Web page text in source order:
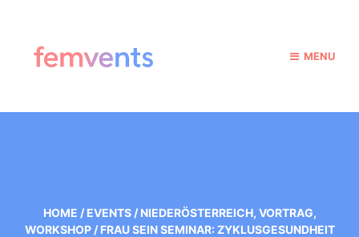
MENU
HOME / EVENTS / NIEDERÖSTERREICH, VORTRAG,
WORKSHOP / FRAU SEIN SEMINAR: ZYKLUSGESUNDHEIT